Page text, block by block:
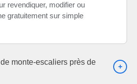
revendiquer, modifier ou
gratuitement sur simple
monte-escaliers près de